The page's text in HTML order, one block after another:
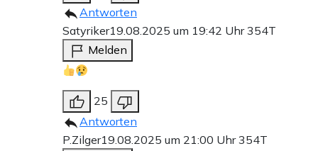
Antworten
Satyriker19.08.2025 um 19:42 Uhr354T
Melden
25
Antworten
P.Zilger19.08.2025 um 21:00 Uhr354T